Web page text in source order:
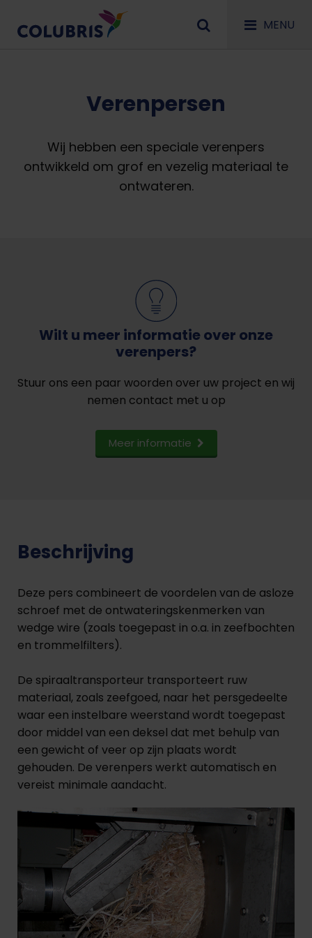
MENU
Verenpersen
Wij hebben een speciale verenpers
ontwikkeld om grof en vezelig materiaal te
ontwateren.
Wilt u meer informatie over onze
verenpers?
Stuur ons een paar woorden over uw project en wij
nemen contact met u op
Meer informatie
Beschrijving
Deze pers combineert de voordelen van de asloze
schroef met de ontwateringskenmerken van
wedge wire (zoals toegepast in o.a. in zeefbochten
en trommelfilters).
De spiraaltransporteur transporteert ruw
materiaal, zoals zeefgoed, naar het persgedeelte
waar een instelbare weerstand wordt toegepast
door middel van een deksel dat met behulp van
een gewicht of veer op zijn plaats wordt
gehouden. De verenpers werkt automatisch en
vereist minimale aandacht.